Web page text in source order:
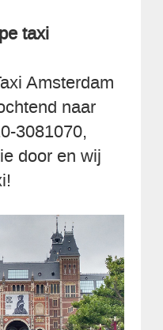
taxi
Amsterdam
naar
3081070,
door en wij